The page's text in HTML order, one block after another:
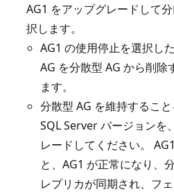
AG1 をアップグレードして
択します。
AG1 の使用停止を選択し
AG を分散型 AG から削除
ます。
分散型 AG を維持するこ
SQL Server バージョンを
レードしてください。
と、AG1 が正常になり、
レプリカが同期され、フ